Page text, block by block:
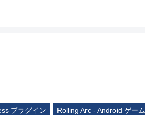
プラグイン Rolling Arc - Android ゲーム